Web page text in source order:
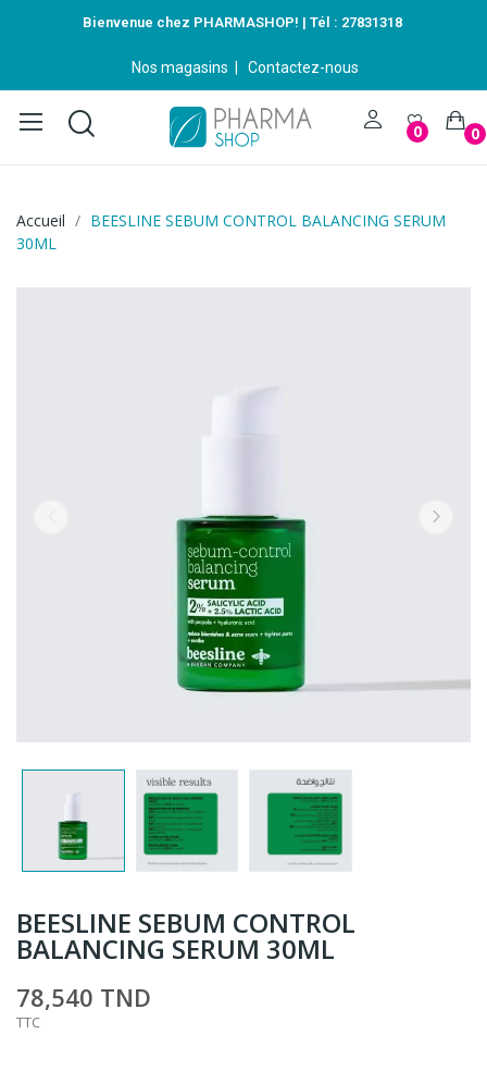
Bienvenue chez PHARMASHOP! | Tél : 27831318
Nos magasins Contactez-nous
0 0
Accueil
BEESLINE SEBUM CONTROL BALANCING SERUM
30ML
BEESLINE SEBUM CONTROL
BALANCING SERUM 30ML
78,540 TND
TTC